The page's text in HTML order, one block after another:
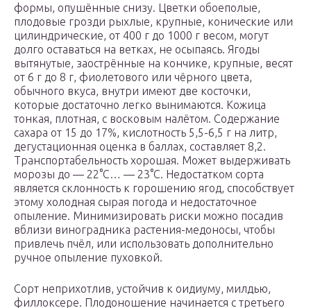
формы, опушённые снизу. Цветки обоеполые,
плодовые грозди рыхлые, крупные, конические или
цилиндрические, от 400 г до 1000 г весом, могут
долго оставаться на ветках, не осыпаясь. Ягоды
вытянутые, заострённые на кончике, крупные, весят
от 6 г до 8 г, фиолетового или чёрного цвета,
обычного вкуса, внутри имеют две косточки,
которые достаточно легко вынимаются. Кожица
тонкая, плотная, с восковым налётом. Содержание
сахара от 15 до 17%, кислотность 5,5-6,5 г на литр,
дегустационная оценка в баллах, составляет 8,2.
Транспортабельность хорошая. Может выдерживать
морозы до — 22°С… — 23°С. Недостатком сорта
является склонность к горошению ягод, способствует
этому холодная сырая погода и недостаточное
опыление. Минимизировать риски можно посадив
вблизи виноградника растения-медоносы, чтобы
привлечь пчёл, или использовать дополнительно
ручное опыление пуховкой.
Сорт неприхотлив, устойчив к оидиуму, милдью,
филлоксере. Плодоношение начинается с третьего